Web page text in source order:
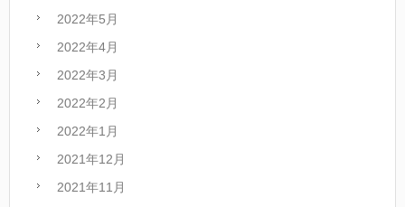
2022年5月
2022年4月
2022年3月
2022年2月
2022年1月
2021年12月
2021年11月